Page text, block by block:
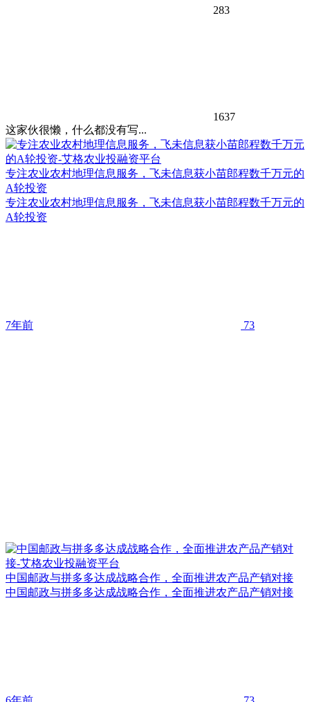
283
1637
这家伙很懒，什么都没有写...
专注农业农村地理信息服务，飞未信息获小苗郎程数千万元的
A轮投资
专注农业农村地理信息服务，飞未信息获小苗郎程数千万元的
A轮投资
7年前 73
中国邮政与拼多多达成战略合作，全面推进农产品产销对接
中国邮政与拼多多达成战略合作，全面推进农产品产销对接